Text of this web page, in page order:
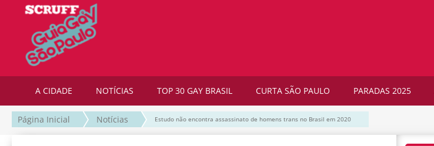
A CIDADE NOTÍCIAS TOP 30 GAY BRASIL CURTA SÃO PAULO PARADAS 2025
Página Inicial Notícias Estudo não encontra assassinato de homens trans no Brasil em 2020